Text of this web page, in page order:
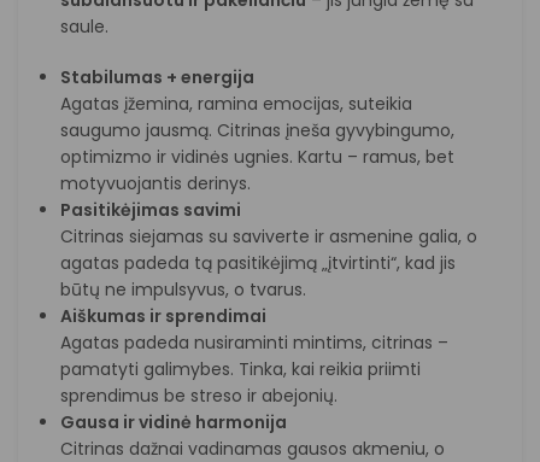
saule.
Stabilumas + energija
Agatas įžemina, ramina emocijas, suteikia
saugumo jausmą. Citrinas įneša gyvybingumo,
optimizmo ir vidinės ugnies. Kartu – ramus, bet
motyvuojantis derinys.
Pasitikėjimas savimi
Citrinas siejamas su saviverte ir asmenine galia, o
agatas padeda tą pasitikėjimą „įtvirtinti“, kad jis
būtų ne impulsyvus, o tvarus.
Aiškumas ir sprendimai
Agatas padeda nusiraminti mintims, citrinas –
pamatyti galimybes. Tinka, kai reikia priimti
sprendimus be streso ir abejonių.
Gausa ir vidinė harmonija
Citrinas dažnai vadinamas gausos akmeniu, o